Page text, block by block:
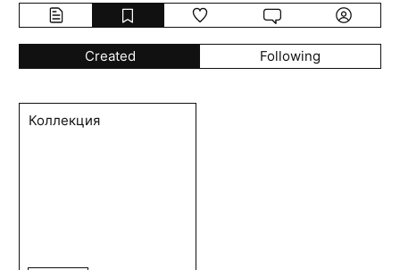
Created Following
Коллекция